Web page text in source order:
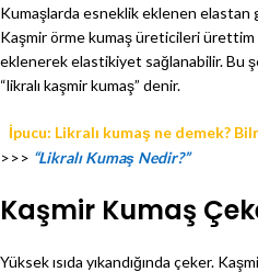
Kumaşlarda esneklik eklenen elastan
Kaşmir örme kumaş üreticileri ürettim
eklenerek elastikiyet sağlanabilir. Bu
“likralı kaşmir kumaş” denir.
İpucu: Likralı kumaş ne demek?
>>> “Likralı Kumaş Nedir?”
Kaşmir Kumaş
Yüksek ısıda yıkandığında çeker.